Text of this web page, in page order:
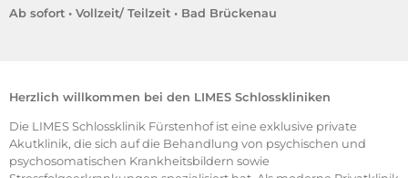
Ab sofort • Vollzeit/ Teilzeit • Bad Brückenau
Herzlich willkommen bei den LIMES Schlosskliniken
Die LIMES Schlossklinik Fürstenhof ist eine exklusive private
Akutklinik, die sich auf die Behandlung von psychischen und
psychosomatischen Krankheitsbildern sowie